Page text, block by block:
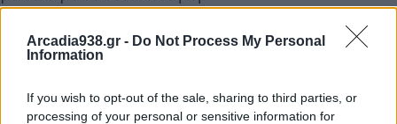
Arcadia938.gr - Do Not Process My Personal
Information
If you wish to opt-out of the sale, sharing to third parties, or
processing of your personal or sensitive information for
Ζητούμε συγγνώμη για τυχόν αναστάτωση και σας